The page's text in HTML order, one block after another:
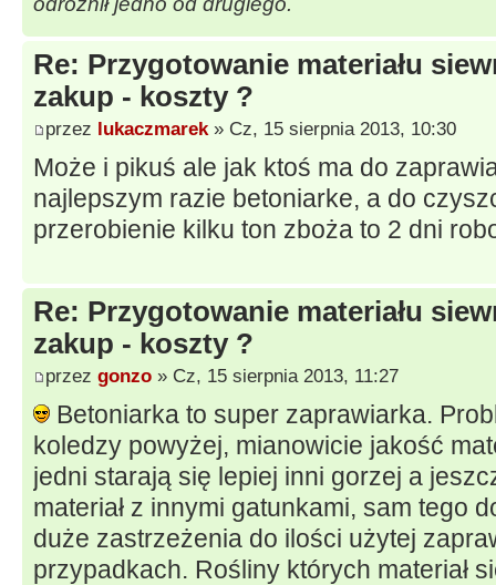
Re: Przygotowanie materiału
zakup - koszty ?
przez lukaczmarek» Cz, 15 sierpnia 2013, 10:30
Może i pikuś ale jak ktoś ma do
najlepszym razie betoniarke, a do
przerobienie kilku ton zboża to 2 dni
Re: Przygotowanie materiału
zakup - koszty ?
przez gonzo » Cz, 15 sierpnia 2013, 11:27
Betoniarka to super zaprawiarka.
koledzy powyżej, mianowicie jakość
jedni starają się lepiej inni gorzej a
materiał z innymi gatunkami, sam tego
duże zastrzeżenia do ilości użytej
przypadkach. Rośliny których materiał